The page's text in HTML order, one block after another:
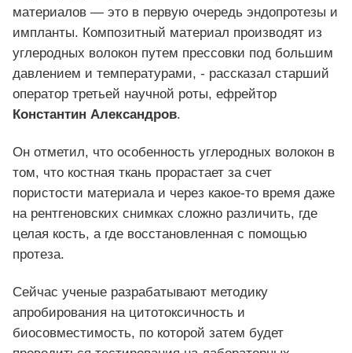
материалов — это в первую очередь эндопротезы и
импланты. Композитный материал производят из
углеродных волокон путем прессовки под большим
давлением и температурами, - рассказал старший
оператор третьей научной роты, ефрейтор
Константин Александров.
Он отметил, что особенность углеродных волокон в
том, что костная ткань прорастает за счет
пористости материала и через какое-то время даже
на рентгеновских снимках сложно различить, где
целая кость, а где восстановленная с помощью
протеза.
Сейчас ученые разрабатывают методику
апробирования на цитотоксичность и
биосовместимость, по которой затем будет